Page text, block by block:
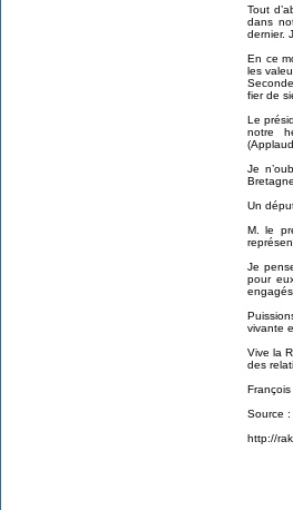
Tout
dans
dernier.
En ce
les
fier de
Le
notre
Je
Un
M. le
Je
pour
vivante
Vive la
des
Source :
http://